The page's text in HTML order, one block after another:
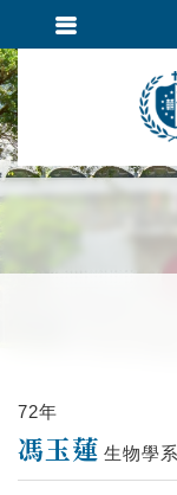
72年
馮玉蓮 生物學系